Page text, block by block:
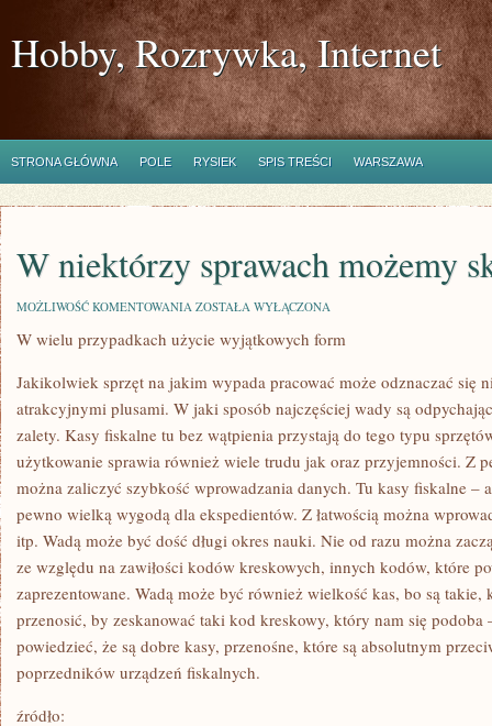
Hobby, Rozrywka, Internet
STRONA GŁÓWNA POLE RYSIEK SPIS TREŚCI WARSZAWA
W niektórzy sprawach możemy
MOŻLIWOŚĆ KOMENTOWANIA W
SPRAWACH
MOŻEMY
ZOSTAŁA WYŁĄCZONA
W wielu przypadkach użycie wyjątkowych form
Jakikolwiek sprzęt na jakim wypada pracować może odznaczać się
atrakcyjnymi plusami. W jaki sposób najczęściej wady są
zalety. Kasy fiskalne tu bez wątpienia przystają do tego typu
użytkowanie sprawia również wiele trudu jak oraz przyjemności. Z
można zaliczyć szybkość wprowadzania danych. Tu kasy fiskalne –
pewno wielką wygodą dla ekspedientów. Z łatwością można
itp. Wadą może być dość długi okres nauki. Nie od razu można
ze względu na zawiłości kodów kreskowych, innych kodów, które
zaprezentowane. Wadą może być również wielkość kas, bo są
przenosić, by zeskanować taki kod kreskowy, który nam się
powiedzieć, że są dobre kasy, przenośne, które są absolutnym
poprzedników urządzeń fiskalnych.
źródło: